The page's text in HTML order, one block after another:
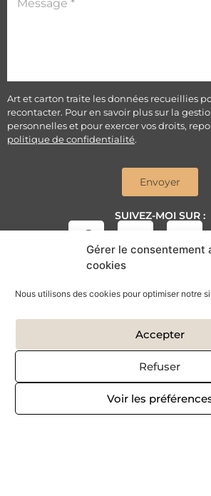
Gérer le consentement
cookies
Nous utilisons des cookies pour optimiser notre
Accepter
Refuser
Voir les
Art et carton traite les données recueillies
recontacter. Pour en savoir plus sur la
personnelles et pour exercer vos droits,
politique de confidentialité.
Envoyer
SUIVEZ-MOI SUR :